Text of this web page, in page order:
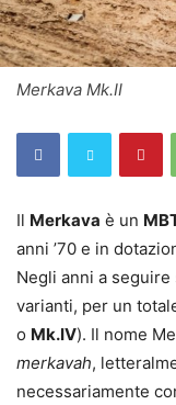
Merkava Mk.II
Il Merkava è un
anni ’70 e in
Negli anni a
varianti, per un
o Mk.IV
merkavah,
necessariamente